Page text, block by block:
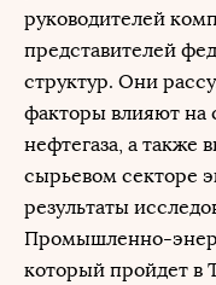
руководителей
представителей
структур. Они
факторы влияют на
нефтегаза, а также
сырьевом секторе
результаты
Промышленно-
который пройдет в